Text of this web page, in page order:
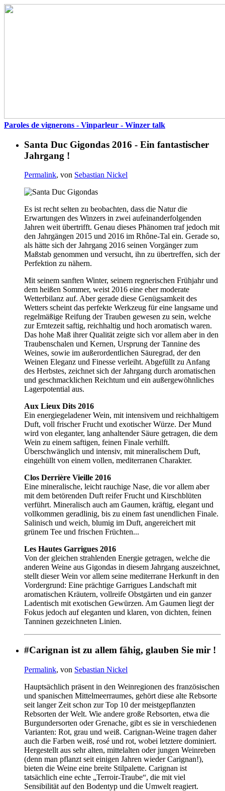
Paroles de vignerons - Vinparleur - Winzer talk
Santa Duc Gigondas 2016 - Ein fantastischer
Jahrgang !
Permalink, von Sebastian Nickel
Es ist recht selten zu beobachten, dass die Natur die
Erwartungen des Winzers in zwei aufeinanderfolgenden
Jahren weit übertrifft. Genau dieses Phänomen traf jedoch mit
den Jahrgängen 2015 und 2016 im Rhône-Tal ein. Gerade so,
als hätte sich der Jahrgang 2016 seinen Vorgänger zum
Maßstab genommen und versucht, ihn zu übertreffen, sich der
Perfektion zu nähern.
Mit seinem sanften Winter, seinem regnerischen Frühjahr und
dem heißen Sommer, weist 2016 eine eher moderate
Wetterbilanz auf. Aber gerade diese Genügsamkeit des
Wetters scheint das perfekte Werkzeug für eine langsame und
regelmäßige Reifung der Trauben gewesen zu sein, welche
zur Erntezeit saftig, reichhaltig und hoch aromatisch waren.
Das hohe Maß ihrer Qualität zeigte sich vor allem aber in den
Traubenschalen und Kernen, Ursprung der Tannine des
Weines, sowie im außerordentlichen Säuregrad, der den
Weinen Eleganz und Finesse verleiht. Abgefüllt zu Anfang
des Herbstes, zeichnet sich der Jahrgang durch aromatischen
und geschmacklichen Reichtum und ein außergewöhnliches
Lagerpotential aus.
Aux Lieux Dits 2016
Ein energiegeladener Wein, mit intensivem und reichhaltigem
Duft, voll frischer Frucht und exotischer Würze. Der Mund
wird von eleganter, lang anhaltender Säure getragen, die dem
Wein zu einem saftigen, feinen Finale verhilft.
Überschwänglich und intensiv, mit mineralischem Duft,
eingehüllt von einem vollen, mediterranen Charakter.
Clos Derrière Vieille 2016
Eine mineralische, leicht rauchige Nase, die vor allem aber
mit dem betörenden Duft reifer Frucht und Kirschblüten
verführt. Mineralisch auch am Gaumen, kräftig, elegant und
vollkommen geradlinig, bis zu einem fast unendlichen Finale.
Salinisch und weich, blumig im Duft, angereichert mit
grünem Tee und frischen Früchten...
Les Hautes Garrigues 2016
Von der gleichen strahlenden Energie getragen, welche die
anderen Weine aus Gigondas in diesem Jahrgang auszeichnet,
stellt dieser Wein vor allem seine mediterrane Herkunft in den
Vordergrund: Eine prächtige Garrigues Landschaft mit
aromatischen Kräutern, vollreife Obstgärten und ein ganzer
Ladentisch mit exotischen Gewürzen. Am Gaumen liegt der
Fokus jedoch auf eleganten und klaren, von dichten, feinen
Tanninen gezeichneten Linien.
#Carignan ist zu allem fähig, glauben Sie mir !
Permalink, von Sebastian Nickel
Hauptsächlich präsent in den Weinregionen des französischen
und spanischen Mittelmeerraumes, gehört diese alte Rebsorte
seit langer Zeit schon zur Top 10 der meistgepflanzten
Rebsorten der Welt. Wie andere große Rebsorten, etwa die
Burgundersorten oder Grenache, gibt es sie in verschiedenen
Varianten: Rot, grau und weiß. Carignan-Weine tragen daher
auch die Farben weiß, rosé und rot, wobei letztere dominiert.
Hergestellt aus sehr alten, mittelalten oder jungen Weinreben
(denn man pflanzt seit einigen Jahren wieder Carignan!),
bieten die Weine eine breite Stilpalette. Carignan ist
tatsächlich eine echte „Terroir-Traube“, die mit viel
Sensibilität auf den Bodentyp und die Umwelt reagiert.